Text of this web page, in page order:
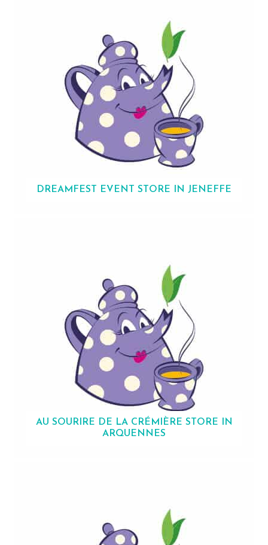
DREAMFEST EVENT STORE IN JENEFFE
AU SOURIRE DE LA CRÉMIÈRE STORE IN
ARQUENNES